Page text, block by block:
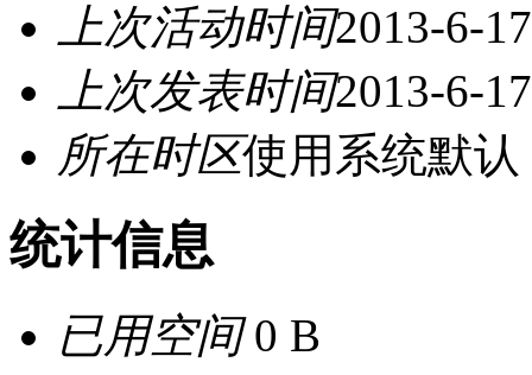
上次活动时间2013-6-
上次发表时间2013-6-
所在时区使用系统默认
统计信息
已用空间0 B